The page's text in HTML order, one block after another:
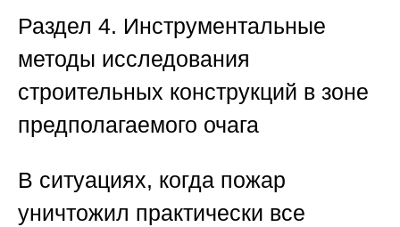
Раздел 4. Инструментальные
методы исследования
строительных конструкций в зоне
предполагаемого очага
В ситуациях, когда пожар
уничтожил практически все